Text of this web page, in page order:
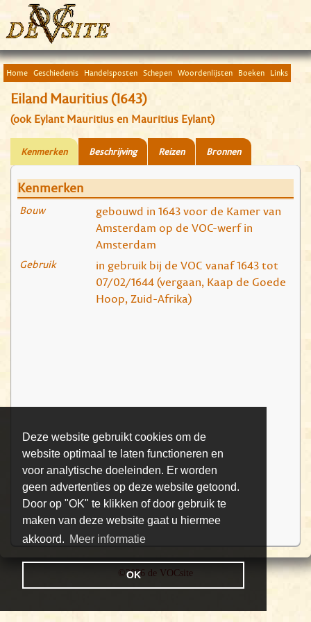
Deze website gebruikt cookies om de
website optimaal te laten functioneren en
voor analytische doeleinden. Er worden
geen advertenties op deze website getoond.
Door op "OK" te klikken of door gebruik te
maken van deze website gaat u hiermee
akkoord. Meer informatie
OK
Home Geschiedenis Handelsposten Schepen Woordenlijsten Boeken Links
Eiland Mauritius (1643)
(ook Eylant Mauritius en Mauritius Eylant)
Kenmerken Beschrijving Reizen Bronnen
Kenmerken
Bouw
gebouwd in 1643 voor de Kamer van
Amsterdam op de VOC-werf in
Amsterdam
Gebruik
in gebruik bij de VOC vanaf 1643 tot
07/02/1644 (vergaan, Kaap de Goede
Hoop, Zuid-Afrika)
©2026 de VOCsite